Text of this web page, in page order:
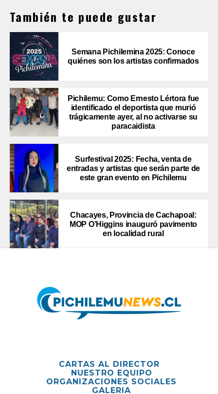
También te puede gustar
Semana Pichilemina 2025: Conoce
quiénes son los artistas confirmados
Pichilemu: Como Ernesto Lértora fue
identificado el deportista que murió
trágicamente ayer, al no activarse su
paracaidista
Surfestival 2025: Fecha, venta de
entradas y artistas que serán parte de
este gran evento en Pichilemu
Chacayes, Provincia de Cachapoal:
MOP O’Higgins inauguró pavimento
en localidad rural
CARTAS AL DIRECTOR
NUESTRO EQUIPO
ORGANIZACIONES SOCIALES
GALERIA